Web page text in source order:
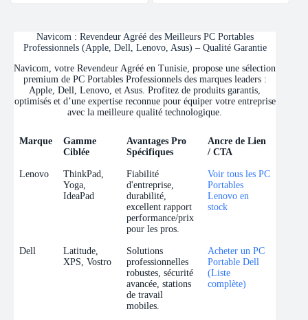
Navicom : Revendeur Agréé des Meilleurs PC Portables
Professionnels (Apple, Dell, Lenovo, Asus) – Qualité Garantie
Navicom, votre Revendeur Agréé en Tunisie, propose une sélection
premium de PC Portables Professionnels des marques leaders :
Apple, Dell, Lenovo, et Asus. Profitez de produits garantis,
optimisés et d’une expertise reconnue pour équiper votre entreprise
avec la meilleure qualité technologique.
Marque
Gamme
Ciblée
Avantages Pro
Spécifiques
Ancre de Lien
/ CTA
Marque
Gamme
Ciblée
Avantages Pro
Spécifiques
Ancre de Lien
/ CTA
Lenovo
ThinkPad,
Yoga,
IdeaPad
Fiabilité
d'entreprise,
durabilité,
excellent rapport
performance/prix
pour les pros.
Voir tous les PC
Portables
Lenovo en
stock
Dell
Latitude,
XPS, Vostro
Solutions
professionnelles
robustes, sécurité
avancée, stations
de travail
mobiles.
Acheter un PC
Portable Dell
(Liste
complète)